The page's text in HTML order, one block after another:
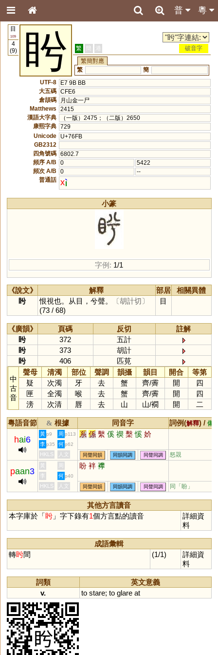
粵
普
目
109
4
(9)
盻 繁 簡 港
破音字
繁簡對應
繁
簡
UTF-8
E7 9B BB
大五碼 CFE6
倉頡碼
月山金一尸
Matthews
2415
漢語大字典
（一版）2475；（二版）2650
康熙字典 729
Unicode
U+76FB
GB2312
四角號碼 6802.7
頻序 A/B
0
5422
頻次 A/B
0
--
普通話 x
小篆
字例: 1/1
《說文》 解釋 部居
相關異體
盻
恨視也。从目，兮聲。
〔胡計切〕
(73 / 68)
目
《廣韻》 頁碼 反切
註解
盻
372
五計
盻
373
胡計
盻
406 匹莧
中
古
音
聲母 清濁 部位 聲調 韻攝 韻目 開合
等第
疑
次濁 牙 去 蟹 齊/霽 開
四
匣
全濁 喉 去 蟹 齊/霽 開
四
滂
次清 唇 去 山 山/襉 開 二
粵語音節 & 根據 同音字 詞例(解釋) / 備
hai6
黃 p9 周 p113 系 係 繫 傒 禊 檕 慀 妎
李 p35 何 p62
HKLS 人文 同聲同韻 同韻同調 同聲同調 怒覝
paan3
黃 周 盼 袢 襻
李 何 p40
HKLS 人文 同聲同韻 同韻同調 同聲同調 同「 盼 」
其他方言讀音
本字庫於「盻」字下錄有1個方言點的讀音
詳細資
料
成語彙輯
轉盻間 (1/1)
詳細資
料
詞類
英文意義
v.
to stare; to glare at